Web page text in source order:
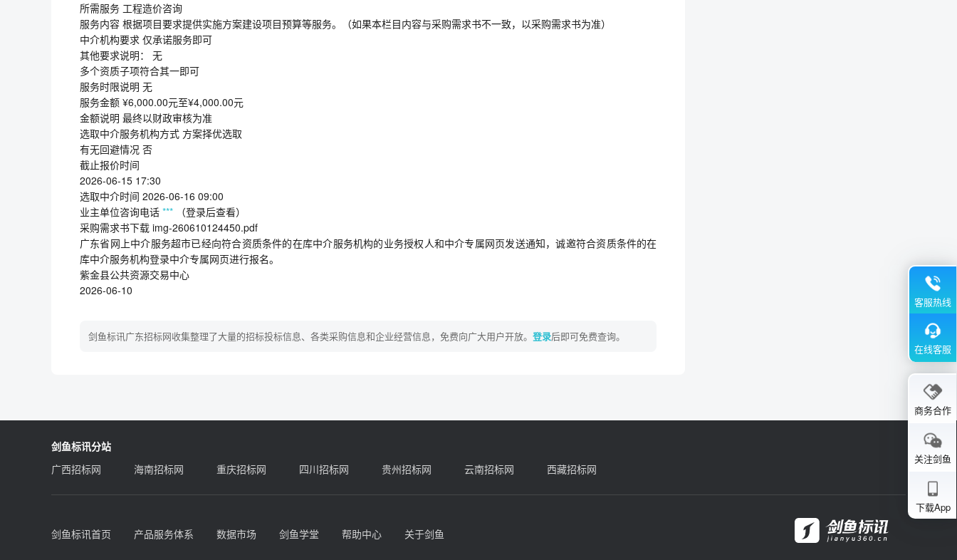
所需服务 工程造价咨询
服务内容 根据项目要求提供实施方案建设项目预算等服务。（如果本栏目内容与采购需求书不一致，以采购需求书为准）
中介机构要求 仅承诺服务即可
其他要求说明： 无
多个资质子项符合其一即可
服务时限说明 无
服务金额 ¥6,000.00元至¥4,000.00元
金额说明 最终以财政审核为准
选取中介服务机构方式 方案择优选取
有无回避情况 否
截止报价时间
2026-06-15 17:30
选取中介时间 2026-06-16 09:00
业主单位咨询电话 *** （登录后查看）
采购需求书下载 img-260610124450.pdf
广东省网上中介服务超市已经向符合资质条件的在库中介服务机构的业务授权人和中介专属网页发送通知，诚邀符合资质条件的在
库中介服务机构登录中介专属网页进行报名。
紫金县公共资源交易中心
2026-06-10
剑鱼标讯广东招标网收集整理了大量的招标投标信息、各类采购信息和企业经营信息，免费向广大用户开放。 登录后即可免费查询。
客服热线
在线客服
商务合作
关注剑鱼
下载App
剑鱼标讯分站
广西招标网
海南招标网 重庆招标网 四川招标网 贵州招标网 云南招标网 西藏招标网
剑鱼标讯首页 产品服务体系 数据市场 剑鱼学堂 帮助中心 关于剑鱼